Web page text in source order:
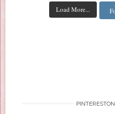
Load More...